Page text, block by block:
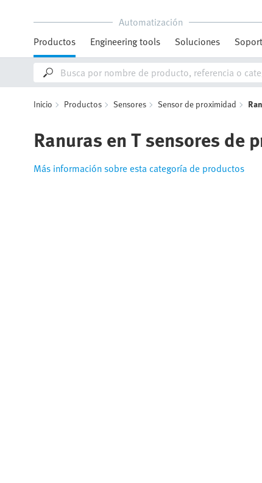
Automatización
Productos
Engineering tools Soluciones
Inicio Productos Sensores Sensor de proximidad
Ranuras en T sensores de
Más información sobre esta categoría de productos